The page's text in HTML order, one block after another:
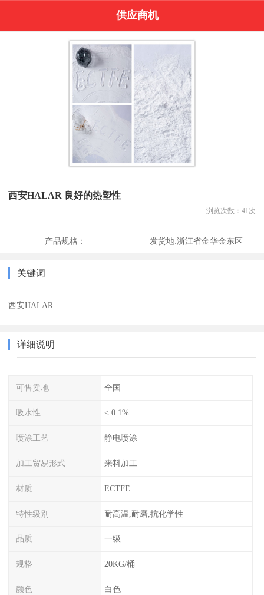
供应商机
西安HALAR 良好的热塑性
浏览次数： 41 次
产品规格： 发货地:浙江省金华金东区
关键词
西安HALAR
详细说明
可售卖地 全国
吸水性 < 0.1%
喷涂工艺 静电喷涂
加工贸易形式 来料加工
材质 ECTFE
特性级别 耐高温,耐磨,抗化学性
品质 一级
规格 20KG/桶
颜色 白色